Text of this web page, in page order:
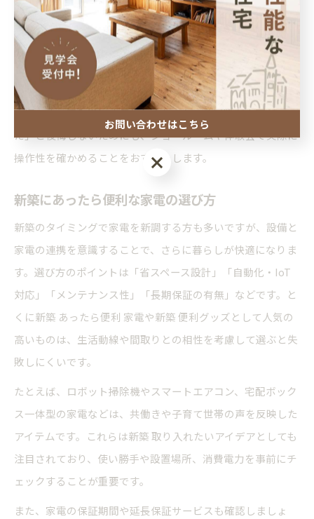
ンキングや実際の利用者の口コミでも「家事が楽になった」
との実感がよく見受けられます。
ただし、使い方やメンテナンス方法を事前によく確認し、家
族のライフスタイルに本当に合っているかを見極めることが
大切です。導入後に「使わなくなった」「掃除が大変だっ
た」と後悔しないためにも、ショールームや体験会で実際に
操作性を確かめることをおすすめします。
新築にあったら便利な家電の選び方
新築のタイミングで家電を新調する方も多いですが、設備と
家電の連携を意識することで、さらに暮らしが快適になりま
す。選び方のポイントは「省スペース設計」「自動化・IoT
対応」「メンテナンス性」「長期保証の有無」などです。と
くに新築 あったら便利 家電や新築 便利グッズとして人気の
高いものは、生活動線や間取りとの相性を考慮して選ぶと失
敗しにくいです。
たとえば、ロボット掃除機やスマートエアコン、宅配ボック
ス一体型の家電などは、共働きや子育て世帯の声を反映した
アイテムです。これらは新築 取り入れたいアイデアとしても
注目されており、使い勝手や設置場所、消費電力を事前にチ
ェックすることが重要です。
また、家電の保証期間や延長保証サービスも確認しましょ
お問い合わせはこちら
お問い合わせはこちら